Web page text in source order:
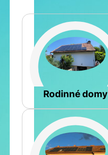
Rodinné domy
Šikmá